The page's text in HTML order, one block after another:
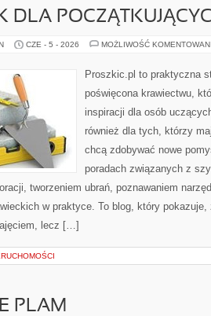
DLA
CZE - 5 - 2026 MOŻLIWOŚĆ
Proszkic.pl to praktyczna
poświęcona krawiectwu,
inspiracji dla osób
również dla tych, którzy
chcą zdobywać nowe
poradach związanych z
tworzeniem ubrań, poznawaniem
w praktyce. To blog, który
lecz […]
PLAM